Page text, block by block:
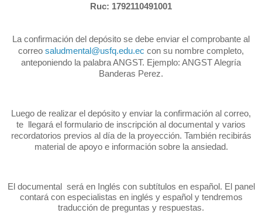
Ruc: 1792110491001
La confirmación del depósito se debe enviar el comprobante al
correo saludmental@usfq.edu.ec con su nombre completo,
anteponiendo la palabra ANGST. Ejemplo: ANGST Alegría
Banderas Perez.
Luego de realizar el depósito y enviar la confirmación al correo,
te llegará el formulario de inscripción al documental y varios
recordatorios previos al día de la proyección. También recibirás
material de apoyo e información sobre la ansiedad.
El documental será en Inglés con subtítulos en español. El panel
contará con especialistas en inglés y español y tendremos
traducción de preguntas y respuestas.